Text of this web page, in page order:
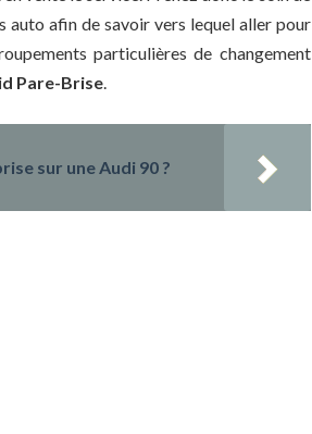
auto afin de savoir vers lequel aller pour
particulières de changement
Pare-Brise.
sur une Audi 90 ?